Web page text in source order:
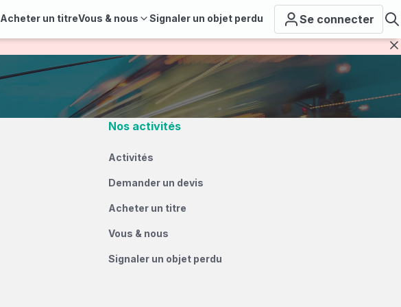
Acheter un titreVous & nous Signaler un objet perdu
Se connecter
Nos activités
Activités
Demander un devis
Acheter un titre
Vous & nous
Signaler un objet perdu